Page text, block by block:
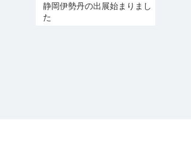
静岡伊勢丹の出展始まりまし
た